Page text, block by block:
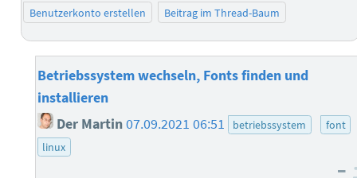
Benutzerkonto erstellen
Beitrag im Thread-Baum
Betriebssystem wechseln, Fonts finden und
installieren
Der Martin07.09.2021 06:51 betriebssystem
font
linux
–